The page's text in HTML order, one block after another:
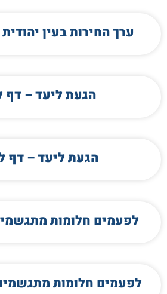
ערך החירות בעין
הגעת ליעד – דף
הגעת ליעד – דף
לפעמים חלומות
לפעמים חלומות